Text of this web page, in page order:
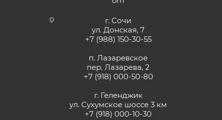
г. Сочи
ул. Донская, 7
+7 (988) 150-30-55
п. Лазаревское
пер. Лазарева, 2
+7 (918) 000-50-80
г. Геленджик
ул. Сухумское шоссе 3 км
+7 (918) 000-10-30